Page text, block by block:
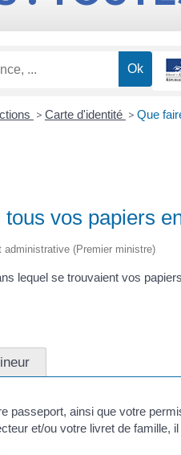
> Carte d'identité > Que
vos papiers
(Premier ministre)
lequel se trouvaient vos
passeport, ainsi que votre
et/ou votre livret de famille,